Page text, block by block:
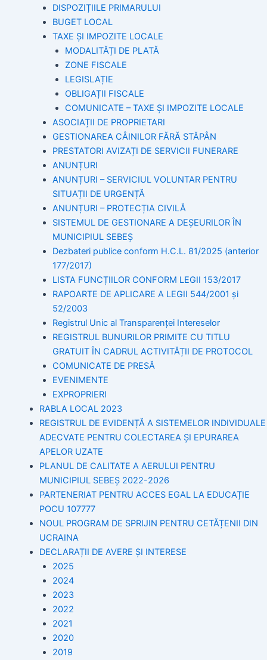
DISPOZIȚIILE PRIMARULUI
BUGET LOCAL
TAXE ȘI IMPOZITE LOCALE
MODALITĂȚI DE PLATĂ
ZONE FISCALE
LEGISLAȚIE
OBLIGAȚII FISCALE
COMUNICATE – TAXE ȘI IMPOZITE LOCALE
ASOCIAȚII DE PROPRIETARI
GESTIONAREA CÂINILOR FĂRĂ STĂPÂN
PRESTATORI AVIZAȚI DE SERVICII FUNERARE
ANUNȚURI
ANUNȚURI – SERVICIUL VOLUNTAR PENTRU
SITUAȚII DE URGENȚĂ
ANUNȚURI – PROTECȚIA CIVILĂ
SISTEMUL DE GESTIONARE A DEȘEURILOR ÎN
MUNICIPIUL SEBEȘ
Dezbateri publice conform H.C.L. 81/2025 (anterior
177/2017)
LISTA FUNCȚIILOR CONFORM LEGII 153/2017
RAPOARTE DE APLICARE A LEGII 544/2001 și
52/2003
Registrul Unic al Transparenței Intereselor
REGISTRUL BUNURILOR PRIMITE CU TITLU
GRATUIT ÎN CADRUL ACTIVITĂȚII DE PROTOCOL
COMUNICATE DE PRESĂ
EVENIMENTE
EXPROPRIERI
RABLA LOCAL 2023
REGISTRUL DE EVIDENȚĂ A SISTEMELOR INDIVIDUALE
ADECVATE PENTRU COLECTAREA ȘI EPURAREA
APELOR UZATE
PLANUL DE CALITATE A AERULUI PENTRU
MUNICIPIUL SEBEȘ 2022-2026
PARTENERIAT PENTRU ACCES EGAL LA EDUCAȚIE
POCU 107777
NOUL PROGRAM DE SPRIJIN PENTRU CETĂȚENII DIN
UCRAINA
DECLARAȚII DE AVERE ȘI INTERESE
2025
2024
2023
2022
2021
2020
2019